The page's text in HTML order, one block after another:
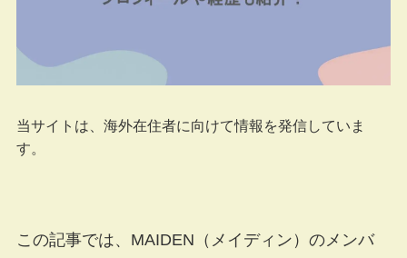
当サイトは、海外在住者に向けて情報を発信していま
す。
この記事では、MAIDEN（メイディン）のメンバ